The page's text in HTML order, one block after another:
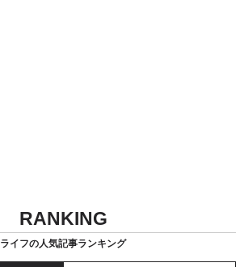
RANKING
ライフの人気記事ランキング